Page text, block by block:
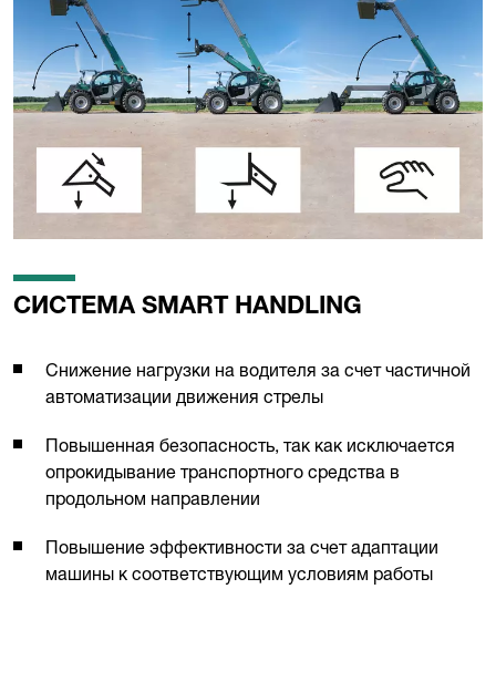
СИСТЕМА SMART HANDLING
Снижение нагрузки на водителя за счет частичной
автоматизации движения стрелы
Повышенная безопасность, так как исключается
опрокидывание транспортного средства в
продольном направлении
Повышение эффективности за счет адаптации
машины к соответствующим условиям работы